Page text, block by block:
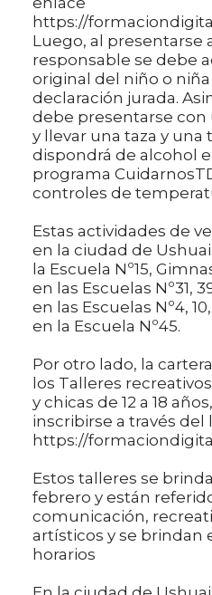
https://
Luego, al presentarse
responsable se debe
original del niño o
declaración jurada.
debe presentarse con
y llevar una taza y una
dispondrá de alcohol
programa
controles de
Estas actividades de
en la ciudad de
la Escuela Nº15,
en las Escuelas Nº31,
en las Escuelas Nº4,
en la Escuela Nº45.
Por otro lado, la
los Talleres
y chicas de 12 a 18
inscribirse a través del
https://
Estos talleres se
febrero y están
comunicación,
artísticos y se brindan
horarios